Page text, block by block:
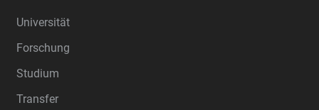
Universität
Forschung
Studium
Transfer